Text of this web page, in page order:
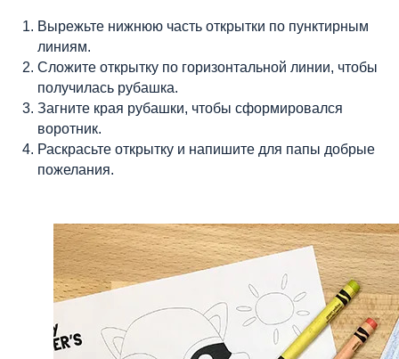
Вырежьте нижнюю часть открытки по пунктирным
линиям.
Сложите открытку по горизонтальной линии, чтобы
получилась рубашка.
Загните края рубашки, чтобы сформировался
воротник.
Раскрасьте открытку и напишите для папы добрые
пожелания.